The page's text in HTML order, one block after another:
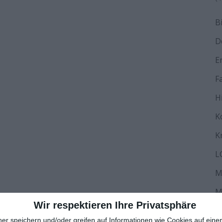
Wir respektieren Ihre Privatsphäre
speichern und/oder greifen auf Informationen wie Cookies auf